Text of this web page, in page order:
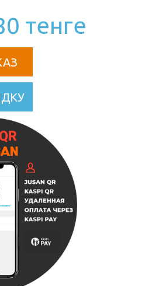
тенге